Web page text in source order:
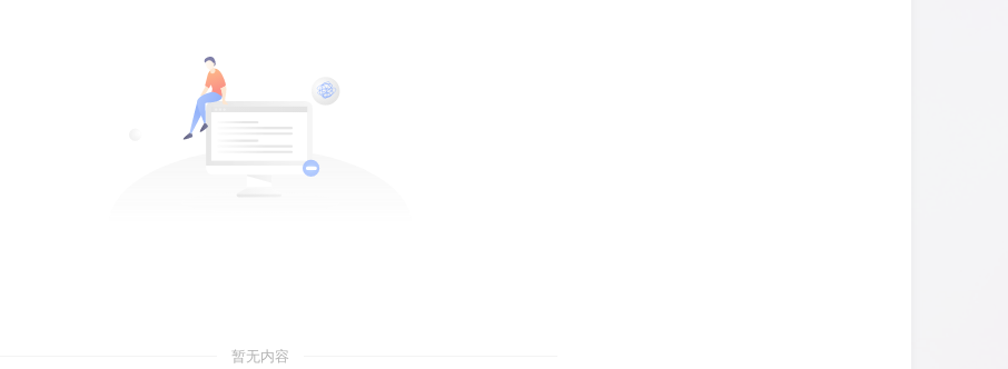
暂无内容